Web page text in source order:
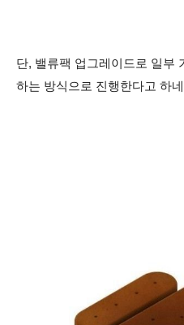
단, 밸류팩 업그레이드로 일부
하는 방식으로 진행한다고 하